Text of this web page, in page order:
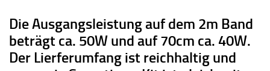
Die Ausgangsleistung auf dem 2m Band
beträgt ca. 50W und auf 70cm ca. 40W.
Der Lierferumfang ist reichhaltig und